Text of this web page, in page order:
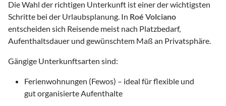
Die Wahl der richtigen Unterkunft ist einer der wichtigsten
Schritte bei der Urlaubsplanung. In Roé Volciano
entscheiden sich Reisende meist nach Platzbedarf,
Aufenthaltsdauer und gewünschtem Maß an Privatsphäre.
Gängige Unterkunftsarten sind:
Ferienwohnungen (Fewos) – ideal für flexible und
gut organisierte Aufenthalte